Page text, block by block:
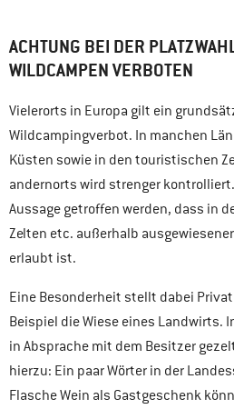
ACHTUNG BEI DER
WILDCAMPEN VERBOTEN
Vielerorts in Europa gilt ein
Wildcampingverbot. In manchen
Küsten sowie in den touristischen
andernorts wird strenger
Aussage getroffen werden, dass in
Zelten etc. außerhalb
erlaubt ist.
Eine Besonderheit stellt dabei
Beispiel die Wiese eines Landwirts.
in Absprache mit dem Besitzer
hierzu: Ein paar Wörter in der
Flasche Wein als Gastgeschenk